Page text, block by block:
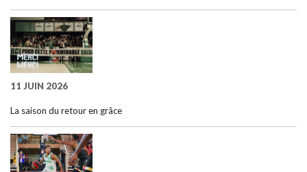
11 JUIN 2026
La saison du retour en grâce